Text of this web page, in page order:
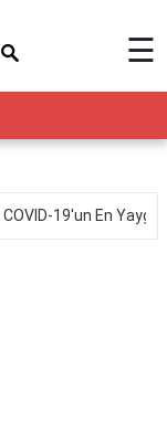
☰
19'un En